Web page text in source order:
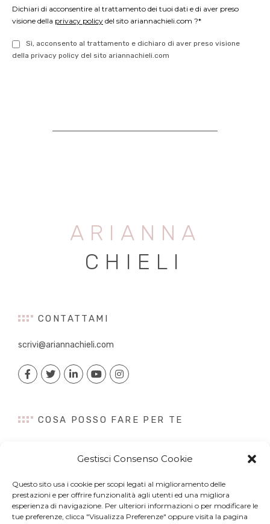
Gestisci Consenso Cookie
Questo sito usa i cookie per scopi legati al miglioramento delle
prestazioni e per offrire funzionalità agli utenti ed una migliora
esperienza di navigazione. Per ulteriori informazioni o per modificare le
tue preferenze, clicca "Visualizza Preferenze" oppure visita la pagina
Dichiari di acconsentire al trattamento dei tuoi dati e di aver preso
visione della privacy policy del sito ariannachieli.com ?*
Sì, acconsento al trattamento e dichiaro di aver preso visione
della privacy policy del sito ariannachieli.com
ARIANNA
CHIELI
CONTATTAMI
scrivi@ariannachieli.com
COSA POSSO FARE PER TE
Content Creation
Digital PR
Influencer Marketing
Newsletter